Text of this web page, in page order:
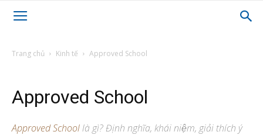
Trang chủ Kinh tế Approved School
Approved School
Approved Schoollà gì? Định nghĩa, khái niệm, giải thích ý